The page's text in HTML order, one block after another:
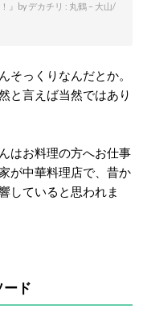
』by デカチリ : 丸鶴 – 大山/
そっくりなんだとか。
と言えば当然ではあり
はお料理の方へお仕事
が中華料理店で、昔か
していると思われま
ード